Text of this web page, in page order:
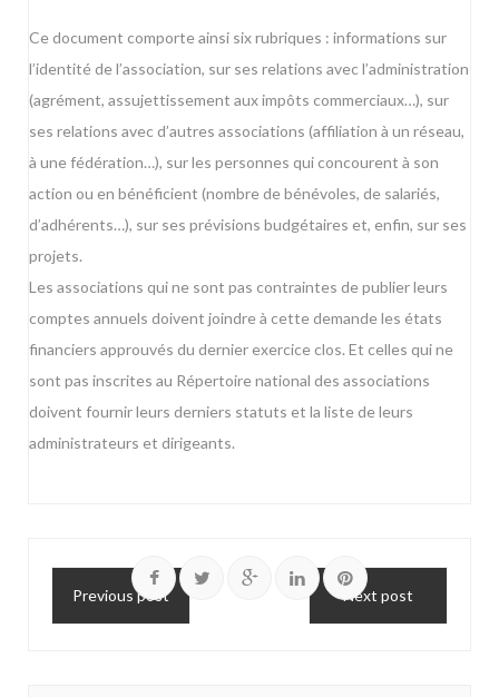
Ce document comporte ainsi six rubriques : informations sur
l’identité de l’association, sur ses relations avec l’administration
(agrément, assujettissement aux impôts commerciaux…), sur
ses relations avec d’autres associations (affiliation à un réseau,
à une fédération…), sur les personnes qui concourent à son
action ou en bénéficient (nombre de bénévoles, de salariés,
d’adhérents…), sur ses prévisions budgétaires et, enfin, sur ses
projets.
Les associations qui ne sont pas contraintes de publier leurs
comptes annuels doivent joindre à cette demande les états
financiers approuvés du dernier exercice clos. Et celles qui ne
sont pas inscrites au Répertoire national des associations
doivent fournir leurs derniers statuts et la liste de leurs
administrateurs et dirigeants.
Previous post Next post